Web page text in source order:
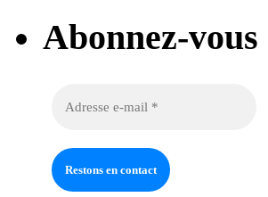
Abonnez-